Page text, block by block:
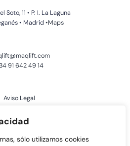
sólo utilizamos cookies
Soto, 11 • P. I. La Laguna
• Madrid •Maps
91 642 49 14
Aviso Legal
de Cookies